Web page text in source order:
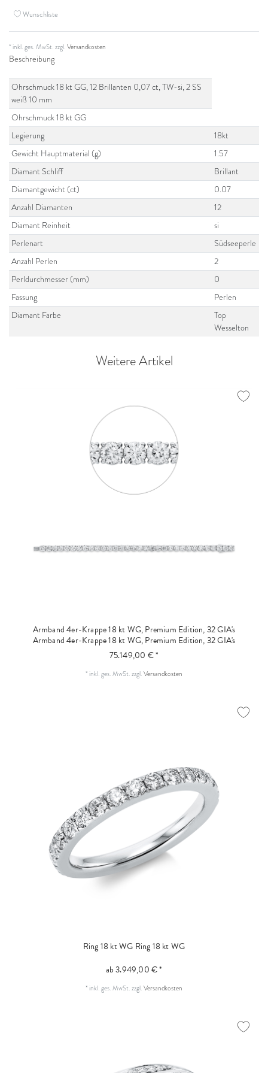
Wunschliste
* inkl. ges. MwSt. zzgl.Versandkosten
Beschreibung
Ohrschmuck 18 kt GG, 12 Brillanten 0,07 ct, TW-si, 2 SS
weiß 10 mm
Ohrschmuck 18 kt GG
Legierung
18kt
Gewicht Hauptmaterial (g)
1.57
Diamant Schliff
Brillant
Diamantgewicht (ct)
0.07
Anzahl Diamanten
12
Diamant Reinheit
si
Perlenart
Südseeperle
Anzahl Perlen
2
Perldurchmesser (mm)
0
Fassung
Perlen
Diamant Farbe
Top
Wesselton
Weitere Artikel
Armband 4er-Krappe 18 kt WG, Premium Edition, 32 GIA's
Armband 4er-Krappe 18 kt WG, Premium Edition, 32 GIA's
75.149,00 € *
* inkl. ges. MwSt.zzgl.Versandkosten
Ring 18 kt WG Ring 18 kt WG
ab 3.949,00 € *
* inkl. ges. MwSt.zzgl.Versandkosten